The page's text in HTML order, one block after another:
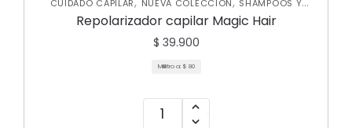
CUIDADO CAPILAR NUEVA COLECCIÓN
SHAMPOOS Y
ACONDICIONADORES
TRATAMIENTOS CAPILARES
Repolarizador capilar Magic Hair
$ 39.900
Mililitro a: $ 80